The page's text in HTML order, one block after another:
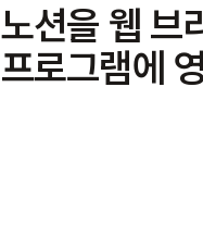
노션을 웹 브
프로그램에